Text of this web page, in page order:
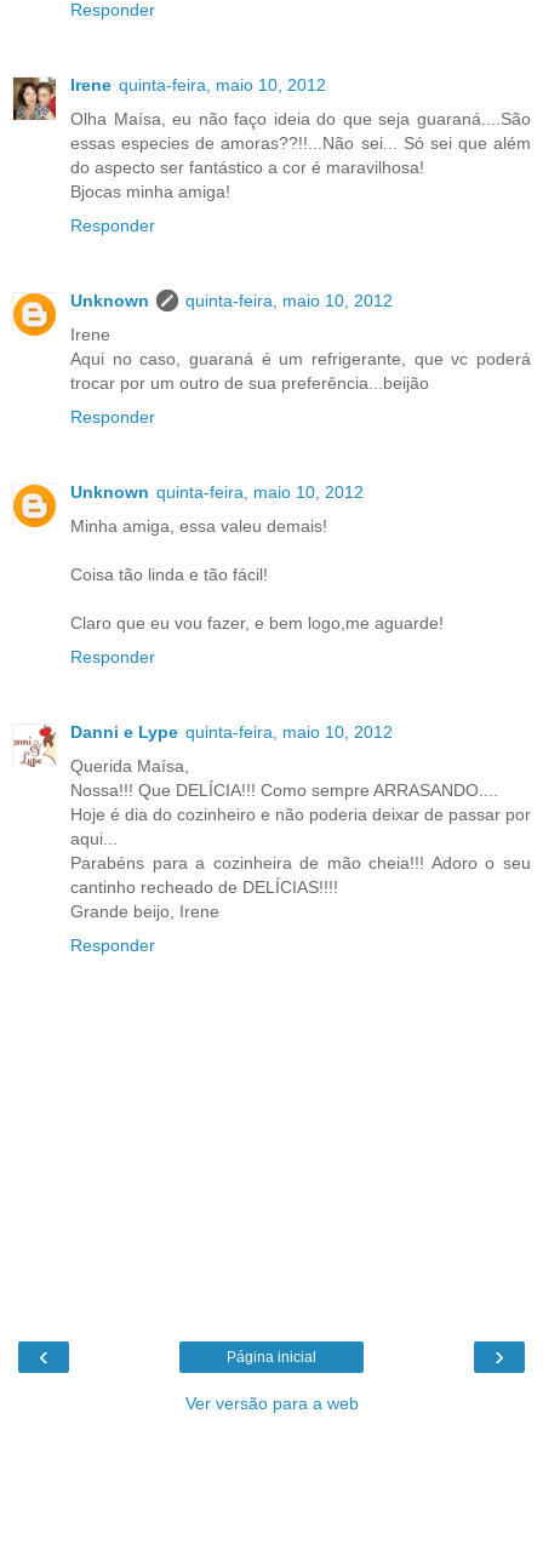
Responder
Irene quinta-feira, maio 10, 2012
Olha Maísa, eu não faço ideia do que seja guaraná....São
essas especies de amoras??!!...Não sei... Só sei que além
do aspecto ser fantástico a cor é maravilhosa!
Bjocas minha amiga!
Responder
Unknown
quinta-feira, maio 10, 2012
Irene
Aqui no caso, guaraná é um refrigerante, que vc poderá
trocar por um outro de sua preferência...beijão
Responder
Unknown quinta-feira, maio 10, 2012
Minha amiga, essa valeu demais!
Coisa tão linda e tão fácil!
Claro que eu vou fazer, e bem logo,me aguarde!
Responder
Danni e Lype quinta-feira, maio 10, 2012
Querida Maísa,
Nossa!!! Que DELÍCIA!!! Como sempre ARRASANDO....
Hoje é dia do cozinheiro e não poderia deixar de passar por
aqui...
Parabéns para a cozinheira de mão cheia!!! Adoro o seu
cantinho recheado de DELÍCIAS!!!!
Grande beijo, Irene
Responder
‹ ›
Página inicial
Ver versão para a web